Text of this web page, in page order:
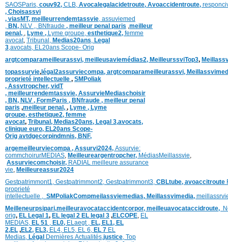
SAOSParis, couv92, CLB, Avocalegalacidetroute, Avoaccidentroute,
, Choisassvi
, viasMT, meilleurrendemtassvie assuviemed
BN, NLV , BNfraude , meilleur penal paris meilleur
penal,
Lyme , Lyme groupe, esthetique2, femme
avocat, Tribunal, Medias20ans Legal
3 avocats, EL20ans Scope- Orig
argtcomparameilleurassvi, meilleusaviemédias2, MeilleurssviTop3,
topassurvie,légal2assurviecompa, argtcomparameilleurassvi,
proprieté intellectuelle , SMPoliak
, Assvtropcher, vidT
, meilleurrendemtassvie, AssurvieMediaschoisir
, BN, NLV , FormParis , BNfraude , meilleur penal
paris ,meilleur penal, , Lyme , Lyme
groupe, esthetique2, femme
avocat, Tribunal, Medias20ans, Legal 3,avocats,
clinique euro, EL20ans Scope-
Orig avtdgecorpindmnis, BNF,
argemeilleurviecompa , Assurvi2024, Assurvie:
commchoirurMEDIAS Meilleureargentropcher, MédiasMeillassvie
Assurviecomchoisir, RADIAL meilleure assurance
vie Meilleureassur2024
Gestpatrimmont1, Gestpatrimmont2, Gestpatrimmont3, CBLtube, avoaccitroute
proprieté
intellectuelle
SMPoliakCompmeilassviemedias, Meillassvimedia,
Meilleneurpsipari,meilleuravocataccidentcorpor, meilleuavocataccidroute,
orig, EL Legal 1, EL legal 2 EL legal 3 ,ELCOPE EL
MEDIAS, EL 51 EL0, ELaegt , EL, EL1, EL
2,EL ,EL2, EL3, EL4, EL5, EL 6, EL 7 EL
Medias, Légal Dernières Actualités, justice Top